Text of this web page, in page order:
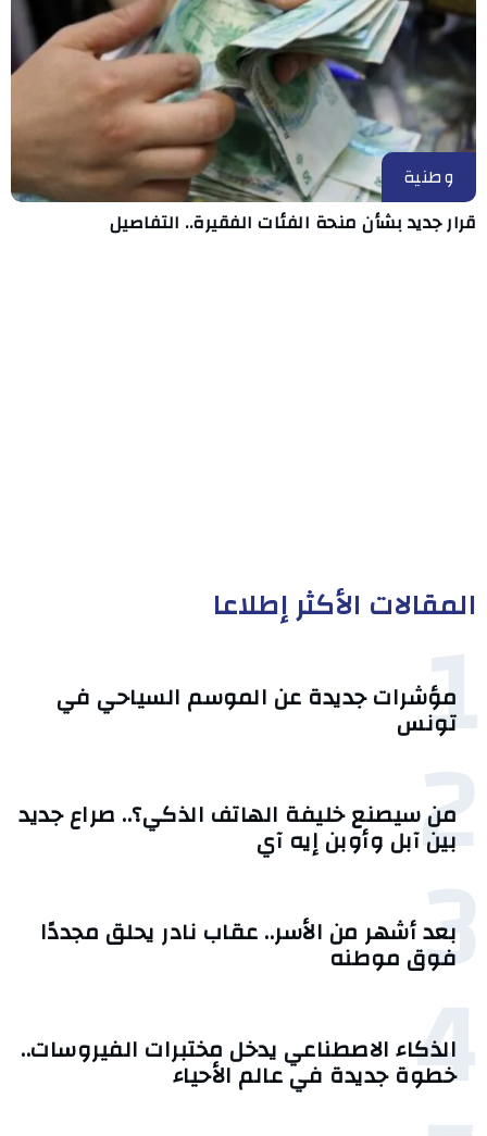
وطنية
قرار جديد بشأن منحة الفئات الفقيرة.. التفاصيل
المقالات الأكثر إطلاعا
1
مؤشرات جديدة عن الموسم السياحي في
تونس
2
من سيصنع خليفة الهاتف الذكي؟.. صراع جديد
بين آبل وأوبن إيه آي
3
بعد أشهر من الأسر.. عقاب نادر يحلق مجددًا
فوق موطنه
4
الذكاء الاصطناعي يدخل مختبرات الفيروسات..
خطوة جديدة في عالم الأحياء